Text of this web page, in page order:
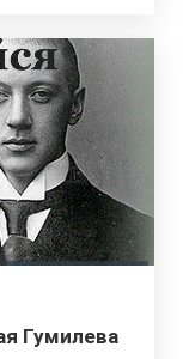
Гумилева